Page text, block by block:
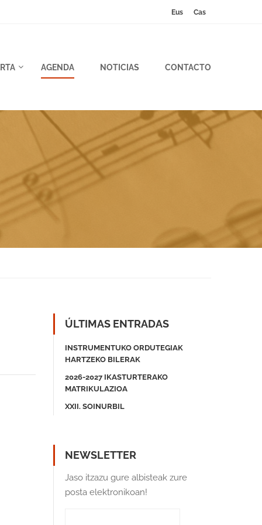
Eus Cas
AGENDA NOTICIAS CONTACTO
ÚLTIMAS ENTRADAS
INSTRUMENTUKO ORDUTEGIAK
HARTZEKO BILERAK
2026-2027 IKASTURTERAKO
MATRIKULAZIOA
XXII. SOINURBIL
NEWSLETTER
Jaso itzazu gure albisteak zure
posta elektronikoan!